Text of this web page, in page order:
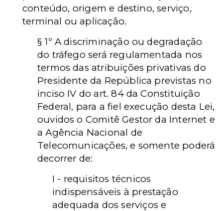
conteúdo, origem e destino, serviço,
terminal ou aplicação.
§ 1º A discriminação ou degradação
do tráfego será regulamentada nos
termos das atribuições privativas do
Presidente da República previstas no
inciso IV do art. 84 da Constituição
Federal, para a fiel execução desta Lei,
ouvidos o Comitê Gestor da Internet e
a Agência Nacional de
Telecomunicações, e somente poderá
decorrer de:
I - requisitos técnicos
indispensáveis à prestação
adequada dos serviços e